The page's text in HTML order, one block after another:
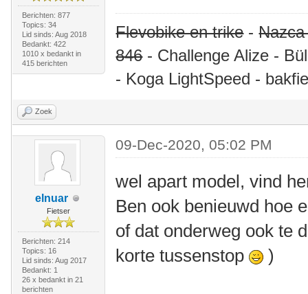
Berichten: 877
Topics: 34
Lid sinds: Aug 2018
Bedankt: 422
1010 x bedankt in
415 berichten
Flevobike en trike-
846- Challenge Alize -
- Koga LightSpeed -
Zoek
elnuar
Fietser
Berichten: 214
Topics: 16
Lid sinds: Aug 2017
Bedankt: 1
26 x bedankt in 21
berichten
09-Dec-2020, 05:02 PM
wel apart model, vind
Ben ook benieuwd hoe
of dat onderweg ook te
korte tussenstop
)